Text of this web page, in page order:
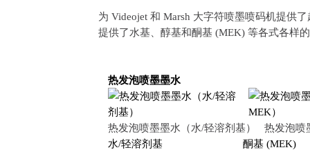
为 Videojet 和 Marsh 大字符喷墨喷码机提供
提供了水基、醇基和酮基 (MEK) 等各式各样
热发泡喷墨墨水
热发泡喷墨墨水（水/轻溶剂基） 热发泡喷
水/轻溶剂基
酮基 (MEK)